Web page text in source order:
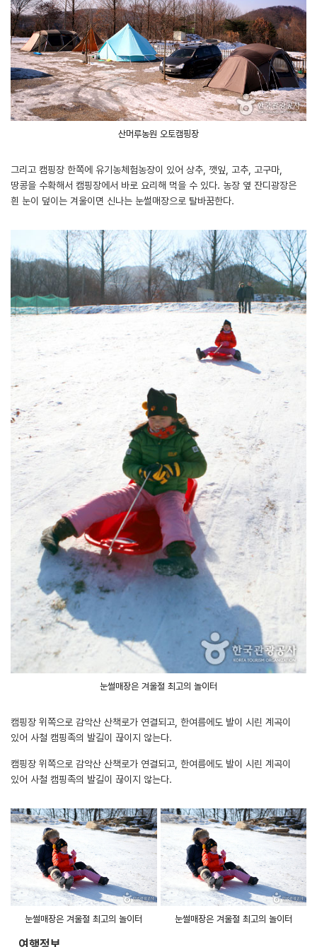
산머루농원 오토캠핑장
그리고 캠핑장 한쪽에 유기농체험농장이 있어 상추, 깻잎, 고추, 고구마,
땅콩을 수확해서 캠핑장에서 바로 요리해 먹을 수 있다. 농장 옆 잔디광장은
흰 눈이 덮이는 겨울이면 신나는 눈썰매장으로 탈바꿈한다.
눈썰매장은 겨울철 최고의 놀이터
캠핑장 위쪽으로 감악산 산책로가 연결되고, 한여름에도 발이 시린 계곡이
있어 사철 캠핑족의 발길이 끊이지 않는다.
캠핑장 위쪽으로 감악산 산책로가 연결되고, 한여름에도 발이 시린 계곡이
있어 사철 캠핑족의 발길이 끊이지 않는다.
눈썰매장은 겨울철 최고의 놀이터 눈썰매장은 겨울철 최고의 놀이터
여행정보